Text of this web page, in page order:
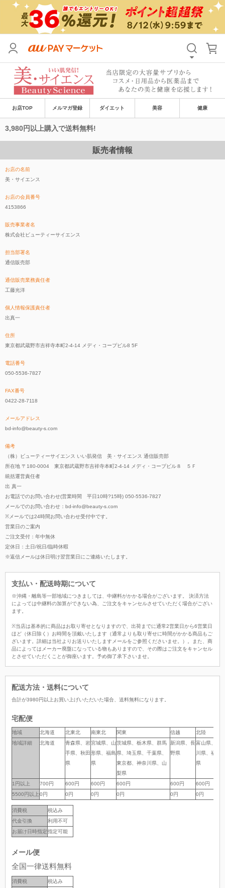
お店TOP メルマガ登録 ダイエット 美容 健康
3,980円以上購入で送料無料!
販売者情報
お店の名前
美・サイエンス
お店の会員番号
4153866
販売事業者名
株式会社ビューティーサイエンス
担当部署名
通信販売部
通信販売業務責任者
工藤光洋
個人情報保護責任者
出真一
住所
東京都武蔵野市吉祥寺本町2-4-14 メディ・コープビル8 5F
電話番号
050-5536-7827
FAX番号
0422-28-7118
メールアドレス
bd-info@beauty-s.com
備考
（株）ビューティーサイエンス いい肌発信 美・サイエンス 通信販売部
所在地 〒180-0004 東京都武蔵野市吉祥寺本町2-4-14 メディ・コープビル８ ５Ｆ
統括運営責任者
出 真一
お電話でのお問い合わせ(営業時間 平日10時?15時) 050-5536-7827
メールでのお問い合わせ：bd-info@beauty-s.com
※メールでは24時間お問い合わせ受付中です。
営業日のご案内
ご注文受付：年中無休
定休日：土日/祝日/臨時休暇
※返信メールは休日明け翌営業日にご連絡いたします。
支払い・配送時期について
※沖縄・離島等一部地域につきましては、中継料がかかる場合がございます。 決済方法
によっては中継料の加算ができない為、ご注文をキャンセルさせていただく場合がござい
ます。
※当店は基本的に商品はお取り寄せとなりますので、出荷までに通常2営業日から6営業日
ほど（休日除く）お時間を頂戴いたします（通常よりも取り寄せに時間がかかる商品もご
ざいます。詳細は当社よりお送りいたしますメールをご参照くださいませ。）。また、商
品によってはメーカー廃盤になっている物もありますので、その際はご注文をキャンセル
とさせていただくことが御座います。予め御了承下さいませ。
配送方法・送料について
合計が3980円以上お買い上げいただいた場合、 送料無料になります。
宅配便
地域 北海道 北東北 南東北 関東 信越 北陸
地域詳細
北海道
青森県、岩
手県、秋田
県
宮城県、山
形県、福島
県
茨城県、栃木県、群馬
県、埼玉県、千葉県、
東京都、神奈川県、山
梨県
新潟県、長
野県
富山県、石
川県、福井
県
1円以上 700円 600円 600円 600円 600円 600円
5500円以上0円 0円 0円 0円 0円 0円
地域
地域詳細
1円以上
5500円以上
消費税
税込み
代金引換
利用不可
お届け日時指定指定可能
メール便
全国一律送料無料
消費税
税込み